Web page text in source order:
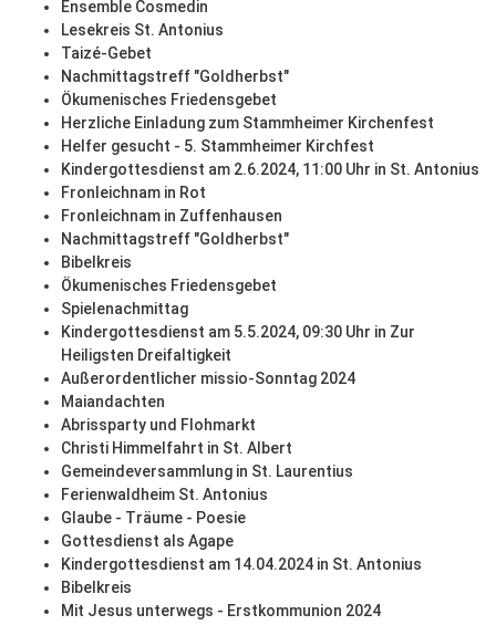
Ensemble Cosmedin
Lesekreis St. Antonius
Taizé-Gebet
Nachmittagstreff "Goldherbst"
Ökumenisches Friedensgebet
Herzliche Einladung zum Stammheimer Kirchenfest
Helfer gesucht - 5. Stammheimer Kirchfest
Kindergottesdienst am 2.6.2024, 11:00 Uhr in St. Antonius
Fronleichnam in Rot
Fronleichnam in Zuffenhausen
Nachmittagstreff "Goldherbst"
Bibelkreis
Ökumenisches Friedensgebet
Spielenachmittag
Kindergottesdienst am 5.5.2024, 09:30 Uhr in Zur
Heiligsten Dreifaltigkeit
Außerordentlicher missio-Sonntag 2024
Maiandachten
Abrissparty und Flohmarkt
Christi Himmelfahrt in St. Albert
Gemeindeversammlung in St. Laurentius
Ferienwaldheim St. Antonius
Glaube - Träume - Poesie
Gottesdienst als Agape
Kindergottesdienst am 14.04.2024 in St. Antonius
Bibelkreis
Mit Jesus unterwegs - Erstkommunion 2024